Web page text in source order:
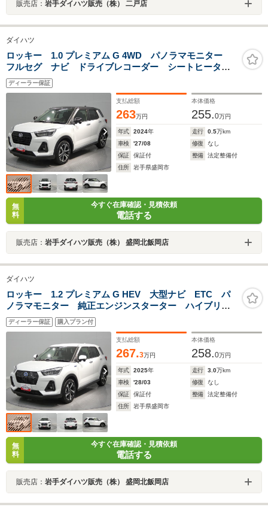
販売店： 岩手ダイハツ販売（株） 二戸店
ダイハツ
ロッキー 1.0 プレミアム G 4WD パノラマモニター
フルセグ ナビ ドライブレコーダー シートヒータ
ー ETC スマートアシスト USB端子 アルミホイー
ル
ディーラー保証
支払総額
263万円
本体価格
255.0万円
年式 2024年 走行 0.5万km
車検
'27/08 修復
なし
保証
保証付 整備
法定整備付
住所
岩手県盛岡市
無
料
今すぐ在庫確認・見積依頼
電話する
販売店： 岩手ダイハツ販売（株） 盛岡北飯岡店
ダイハツ
ロッキー 1.2 プレミアム G HEV 大型ナビ ETC パ
ノラマモニター 純正エンジンスターター ハイブリッ
ド 衝突回避支援システム LEDヘッドランプ アル
ミホイール
ディーラー保証 購入プラン付
支払総額
267.3万円
本体価格
258.0万円
年式 2025年 走行 3.0万km
車検
'28/03 修復
なし
保証
保証付 整備
法定整備付
住所
岩手県盛岡市
無
料
今すぐ在庫確認・見積依頼
電話する
販売店： 岩手ダイハツ販売（株） 盛岡北飯岡店